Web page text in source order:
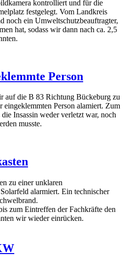
kontrolliert und für die
festgelegt. Vom Landkreis
noch ein Umweltschutzbeauftragter,
hat, sodass wir dann nach ca. 2,5
Person
auf die B 83 Richtung Bückeburg zu
eingeklemmten Person alamiert. Zum
Insassin weder verletzt war, noch
musste.
zu einer unklaren
alarmiert. Ein technischer
zum Eintreffen der Fachkräfte den
wir wieder einrücken.